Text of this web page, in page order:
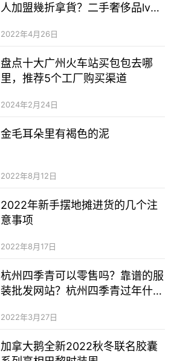
人加盟幾折拿貨？二手奢侈品lv包
2022年4月26日
盘点十大广州火车站买包包去哪
里，推荐5个工厂购买渠道
2024年2月24日
金毛耳朵里有褐色的泥
2022年8月12日
2022年新手摆地摊进货的几个注
意事项
2022年8月17日
杭州四季青可以零售吗？靠谱的服
装批发网站？杭州四季青过年什么
2022年3月27日
加拿大鹅全新2022秋冬联名胶囊